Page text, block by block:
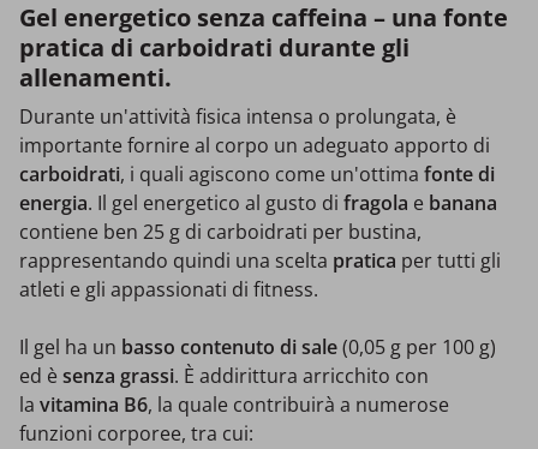
Gel energetico senza caffeina – una fonte
pratica di carboidrati durante gli
allenamenti.
Durante un'attività fisica intensa o prolungata, è
importante fornire al corpo un adeguato apporto di
carboidrati, i quali agiscono come un'ottima fonte di
energia. Il gel energetico al gusto di fragola e banana
contiene ben 25 g di carboidrati per bustina,
rappresentando quindi una scelta pratica per tutti gli
atleti e gli appassionati di fitness.
Il gel ha un basso contenuto disale(0,05 g per 100 g)
ed è senza grassi. È addirittura arricchito con
la vitamina B6, la quale contribuirà a numerose
funzioni corporee, tra cui: